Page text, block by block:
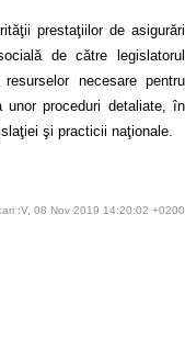
prestaţiilor de asigurări
de către legislatorul
necesare pentru
proceduri detaliate, în
şi practicii naţionale.
:V, 08 Nov 2019 14:20:02 +0200